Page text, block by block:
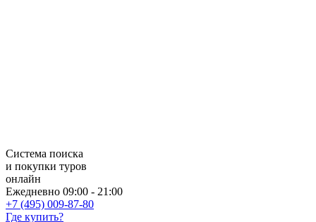
Система поиска
и покупки туров
онлайн
Ежедневно 09:00 - 21:00
+7 (495) 009-87-80
Где купить?